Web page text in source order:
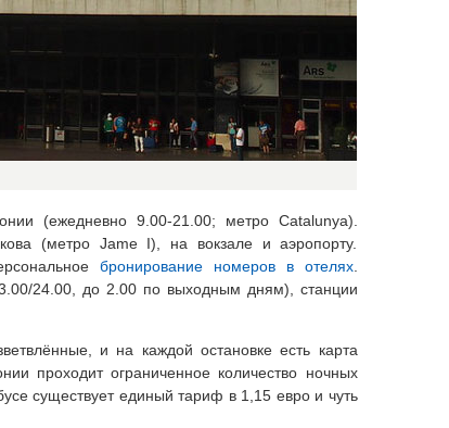
(ежедневно 9.00-21.00; метро Catalunya).
(метро Jame I), на вокзале и аэропорту.
бронирование номеров в отелях.
24.00, до 2.00 по выходным дням), станции
и на каждой остановке есть карта
проходит ограниченное количество ночных
существует единый тариф в 1,15 евро и чуть